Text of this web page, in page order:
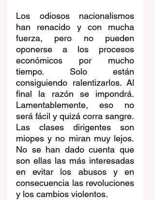
Los odiosos nacionalismos
han renacido y con mucha
fuerza, pero no pueden
oponerse a los procesos
económicos por mucho
tiempo. Solo están
consiguiendo ralentizarlos. Al
final la razón se impondrá.
Lamentablemente, eso no
será fácil y quizá corra sangre.
Las clases dirigentes son
miopes y no miran muy lejos.
No se han dado cuenta que
son ellas las más interesadas
en evitar los abusos y en
consecuencia las revoluciones
y los cambios violentos.